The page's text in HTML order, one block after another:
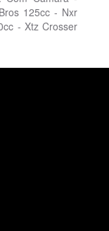
125cc - Nxr
- Xtz Crosser